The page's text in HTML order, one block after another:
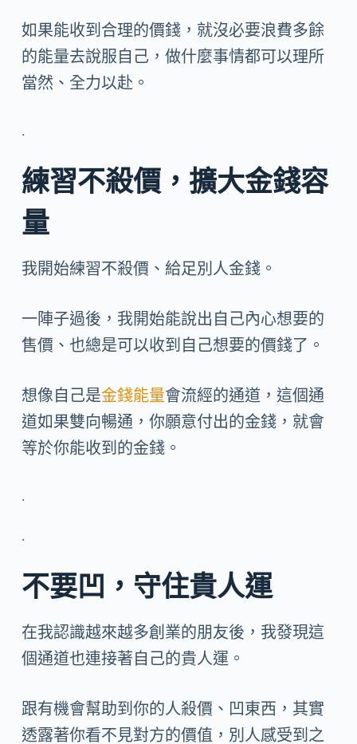
如果能收到合理的價錢，就沒必要浪費多餘
的能量去說服自己，做什麼事情都可以理所
當然、全力以赴。
.
練習不殺價，擴大金錢容
量
我開始練習不殺價、給足別人金錢。
一陣子過後，我開始能說出自己內心想要的
售價、也總是可以收到自己想要的價錢了。
想像自己是金錢能量會流經的通道，這個通
道如果雙向暢通，你願意付出的金錢，就會
等於你能收到的金錢。
.
.
不要凹，守住貴人運
在我認識越來越多創業的朋友後，我發現這
個通道也連接著自己的貴人運。
跟有機會幫助到你的人殺價、凹東西，其實
透露著你看不見對方的價值，別人感受到之